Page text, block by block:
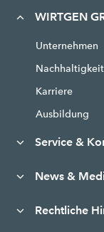
WIRTGEN
Unternehmen
Nachhaltigkeit
Karriere
Ausbildung
Service &
News &
Rechtliche